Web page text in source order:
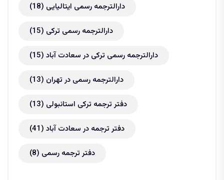
دارالترجمه رسمی ایتالیایی (18)
دارالترجمه رسمی ترکی (15)
دارالترجمه رسمی ترکی در سعادت آباد (15)
دارالترجمه رسمی در تهران (13)
دفتر ترجمه ترکی استانبولی (13)
دفتر ترجمه در سعادت آباد (41)
دفتر ترجمه رسمی (8)